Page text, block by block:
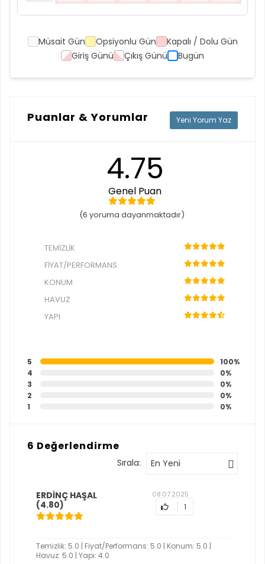
Müsait Gün Opsiyonlu Gün
Kapalı / Dolu Gün
Giriş Günü
Çıkış Günü Bugün
Puanlar & Yorumlar Yeni Yorum Yaz
4.75
Genel Puan
(6 yoruma dayanmaktadır)
TEMIZLIK
FIYAT/PERFORMANS
KONUM
HAVUZ
YAPI
5
100%
4
0%
3
0%
2
0%
1
0%
6 Değerlendirme
Sırala: En Yeni
ERDİNÇ HAŞAL
(4.80)
08.07.2025
1
Temizlik: 5.0 | Fiyat/Performans: 5.0 | Konum: 5.0 |
Havuz: 5.0 | Yapı: 4.0